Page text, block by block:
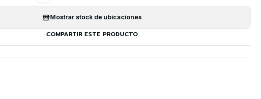
Mostrar stock de ubicaciones
COMPARTIR ESTE PRODUCTO